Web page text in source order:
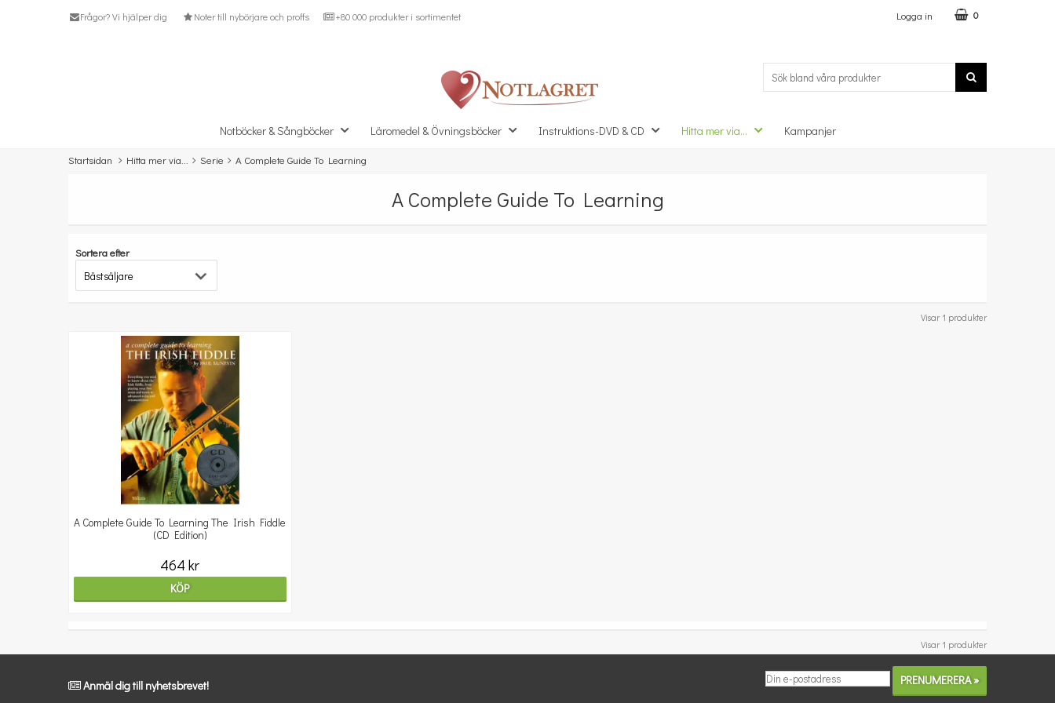
Frågor? Vi hjälper dig Noter till nybörjare och proffs +80 000 produkter i sortimentet Logga in 0
Notböcker & Sångböcker Läromedel & Övningsböcker Instruktions-DVD & CD Hitta mer via... Kampanjer
Startsidan Hitta mer via... Serie A Complete Guide To Learning
A Complete Guide To Learning
Sortera efter
Visar 1 produkter
A Complete Guide To Learning The Irish Fiddle
(CD Edition)
464 kr
KÖP
Visar 1 produkter
Anmäl dig till nyhetsbrevet!